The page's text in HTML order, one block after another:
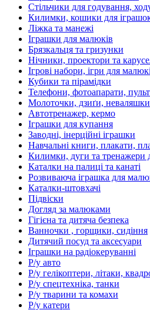
Стільчики для годування,
Килимки, кошики для
Ліжка та манежі
Іграшки для малюків
Брязкальця та гризунки
Нічники, проектори та
Ігрові набори, ігри для
Кубики та пірамідки
Телефони, фотоапарати,
Молоточки, дзиґи, неваляшки
Автотренажер, кермо
Іграшки для купання
Заводні, інерційні іграшки
Навчальні книги, плакати,
Килимки, дуги та тренажери
Каталки на палиці та канаті
Розвиваюча іграшка для
Каталки-штовхачі
Підвіски
Догляд за малюками
Гігієна та дитяча безпека
Ванночки , горщики, сидіння
Дитячий посуд та аксесуари
Іграшки на радіокеруванні
Р/у авто
Р/у гелікоптери, літаки,
Р/у спецтехніка, танки
Р/у тварини та комахи
Р/у катери